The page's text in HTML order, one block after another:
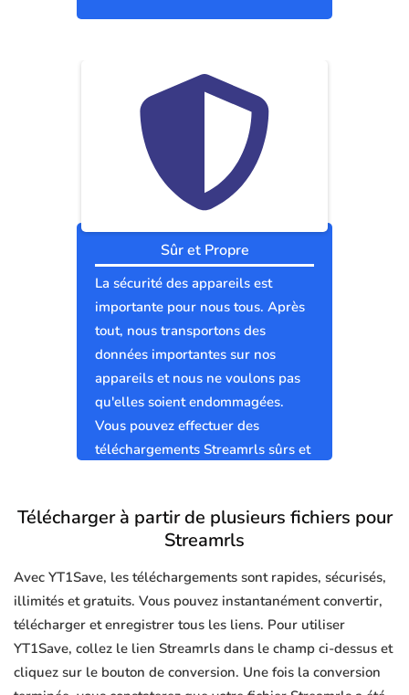
Sûr et Propre
La sécurité des appareils est
importante pour nous tous. Après
tout, nous transportons des
données importantes sur nos
appareils et nous ne voulons pas
qu'elles soient endommagées.
Vous pouvez effectuer des
téléchargements Streamrls sûrs et
Télécharger à partir de plusieurs fichiers pour
Streamrls
Avec YT1Save, les téléchargements sont rapides, sécurisés,
illimités et gratuits. Vous pouvez instantanément convertir,
télécharger et enregistrer tous les liens. Pour utiliser
YT1Save, collez le lien Streamrls dans le champ ci-dessus et
cliquez sur le bouton de conversion. Une fois la conversion